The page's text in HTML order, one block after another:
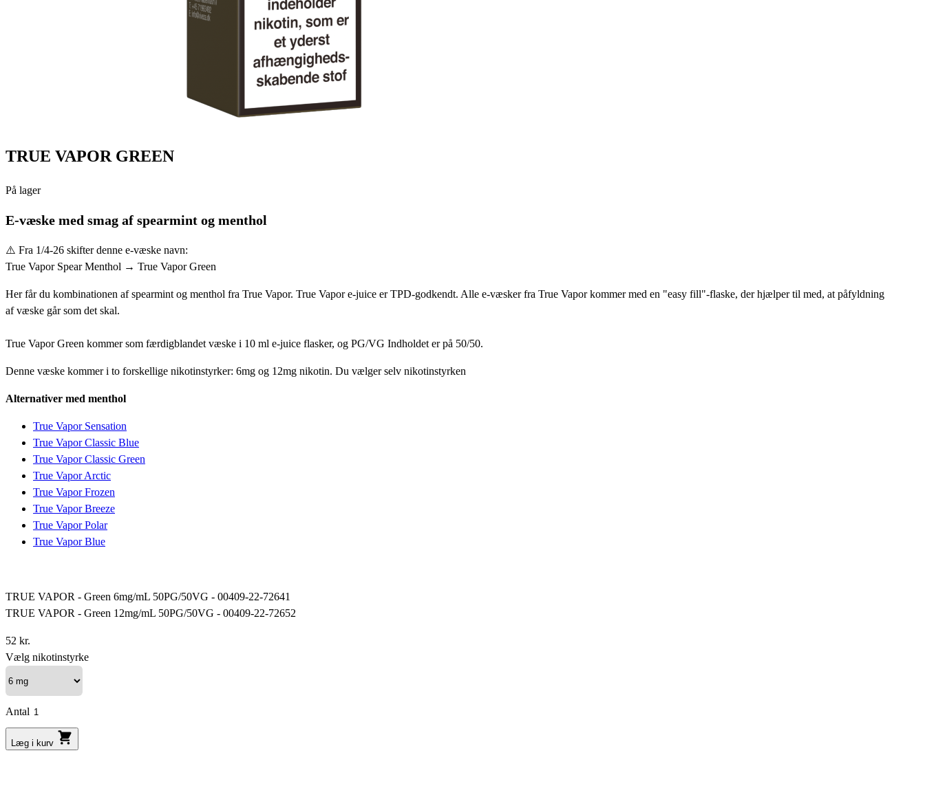
TRUE VAPOR GREEN
På lager
E-væske med smag af spearmint og menthol
⚠️ Fra 1/4-26 skifter denne e-væske navn:
True Vapor Spear Menthol → True Vapor Green
Her får du kombinationen af spearmint og menthol fra True Vapor. True Vapor e-juice er TPD-godkendt. Alle e-væsker fra True Vapor kommer med en "easy fill"-flaske, der hjælper til med, at påfyldning
af væske går som det skal.
True Vapor Green kommer som færdigblandet væske i 10 ml e-juice flasker, og PG/VG Indholdet er på 50/50.
Denne væske kommer i to forskellige nikotinstyrker: 6mg og 12mg nikotin. Du vælger selv nikotinstyrken
Alternativer med menthol
True Vapor Sensation
True Vapor Classic Blue
True Vapor Classic Green
True Vapor Arctic
True Vapor Frozen
True Vapor Breeze
True Vapor Polar
True Vapor Blue
TRUE VAPOR - Green 6mg/mL 50PG/50VG - 00409-22-72641
TRUE VAPOR - Green 12mg/mL 50PG/50VG - 00409-22-72652
52 kr.
Vælg nikotinstyrke
Antal
Læg i kurv